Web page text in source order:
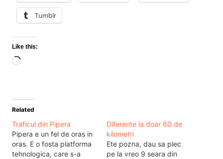
Tumblr
Like this:
Loading…
Related
Traficul din Pipera
Pipera e un fel de oras in
oras. E o fosta platforma
tehnologica, care s-a
Diferente la doar 60 de
kilometri
Ete pozna, dau sa plec
pe la vreo 9 seara din